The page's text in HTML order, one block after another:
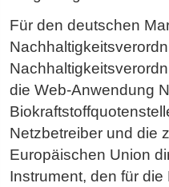
Für den deutschen
die Web-Anwendung
Netzbetreiber und die
Europäischen Union
Instrument, den für